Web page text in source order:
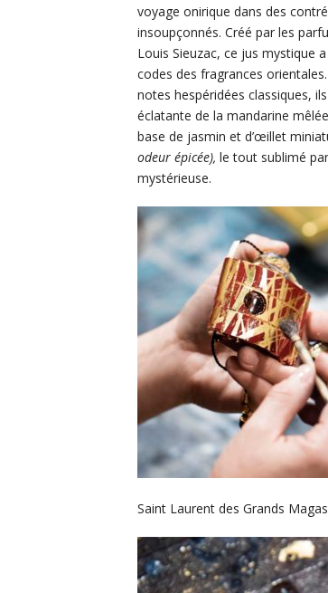
voyage onirique dans des
insoupçonnés. Créé par les
Louis Sieuzac, ce jus mystique
codes des fragrances
notes hespéridées classiques,
éclatante de la mandarine
base de jasmin et d’œillet
odeur épicée), le tout sublimé
mystérieuse.
Saint Laurent des Grands